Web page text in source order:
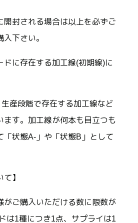
開封される場合は以上を必ずご
下さい。
ドに存在する加工線(初期線)に
産段階で存在する加工線など
ます。加工線が何本も目立つも
「状態A-」や「状態B」として
】
がご購入いただける数に限数が
は1種につき1点、サプライは1